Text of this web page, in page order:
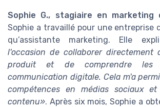
Sophie G., stagiaire en marketing
Sophie a travaillé pour une entreprise
qu’assistante marketing. Elle
l'occasion de collaborer directement
produit et de comprendre les
communication digitale. Cela m'a
compétences en médias sociaux
contenu». Après six mois, Sophie a